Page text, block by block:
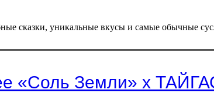
сказки, уникальные вкусы и самые обычные
«Соль Земли» х